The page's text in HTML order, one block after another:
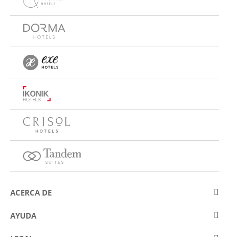
ACERCA DE
Sobre Eurostars Hotel Company
AYUDA
Contactar